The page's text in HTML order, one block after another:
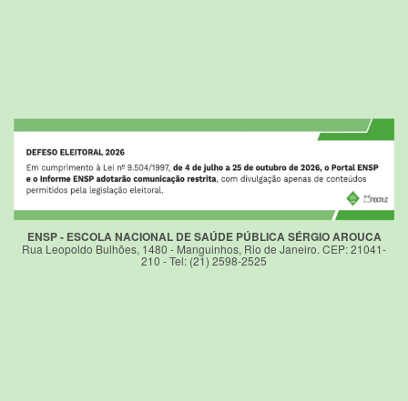
ENSP - ESCOLA NACIONAL DE SAÚDE PÚBLICA SÉRGIO AROUCA
Rua Leopoldo Bulhões, 1480 - Manguinhos, Rio de Janeiro. CEP: 21041-
210 - Tel: (21) 2598-2525